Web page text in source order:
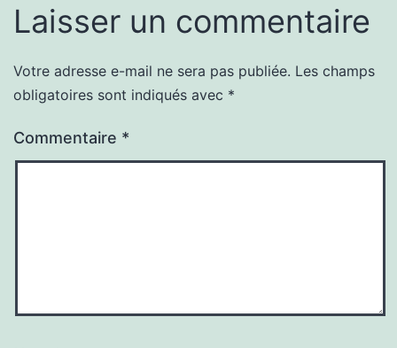
Laisser un commentaire
Votre adresse e-mail ne sera pas publiée. Les champs
obligatoires sont indiqués avec *
Commentaire *